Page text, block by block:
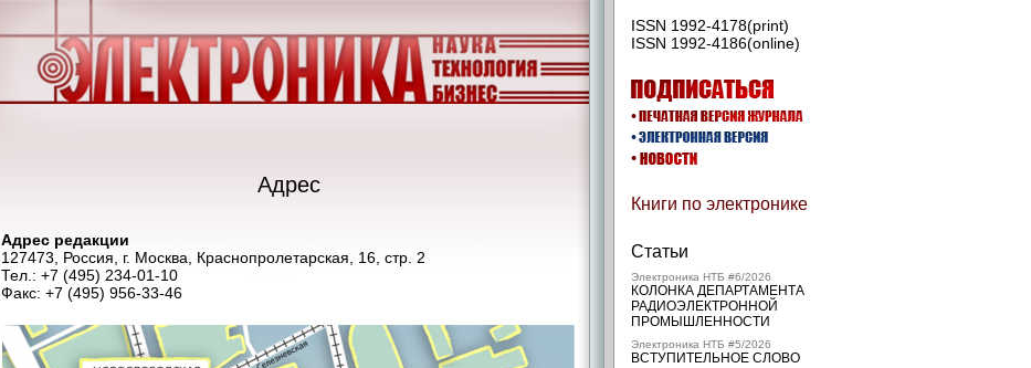
ISSN 1992-4178(print)
ISSN 1992-4186(online)
Книги по электронике
Статьи
Электроника НТБ #6/2026
КОЛОНКА ДЕПАРТАМЕНТА
РАДИОЭЛЕКТРОННОЙ
ПРОМЫШЛЕННОСТИ
Электроника НТБ #5/2026
ВСТУПИТЕЛЬНОЕ СЛОВО
Адрес
Адрес редакции
127473, Россия, г. Москва, Краснопролетарская, 16, стр. 2
Тел.: +7 (495) 234-01-10
Факс: +7 (495) 956-33-46